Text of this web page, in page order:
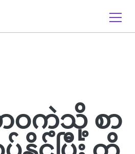
ကဲ့သို့ စာ